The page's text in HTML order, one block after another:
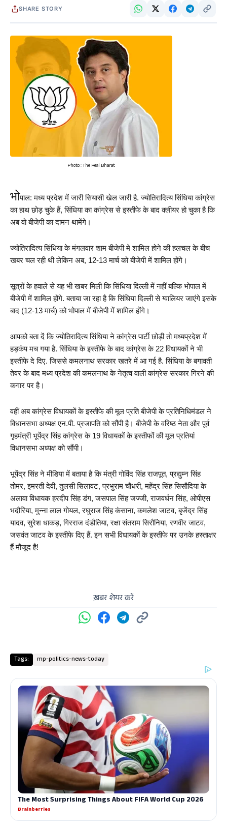
SHARE STORY
Photo : The Real Bharat
भोपाल: मध्य प्रदेश में जारी सियासी खेल जारी है. ज्योतिरादित्य सिंधिया कांग्रेस
का हाथ छोड़ चुके हैं, सिंधिया का कांग्रेस से इस्तीफे के बाद क्लीयर हो चुका है कि
अब वो बीजेपी का दामन थामेंगे।
ज्योतिरादित्य सिंधिया के मंगलवार शाम बीजेपी मे शामिल होने की हलचल के बीच
खबर चल रही थी लेकिन अब, 12-13 मार्च को बीजेपी में शामिल होंगे।
सूत्रों के हवाले से यह भी खबर मिली कि सिंधिया दिल्ली में नहीं बल्कि भोपाल में
बीजेपी में शामिल होंगे. बताया जा रहा है कि सिंधिया दिल्ली से ग्वालियर जाएंगे इसके
बाद (12-13 मार्च) को भोपाल में बीजेपी में शामिल होंगे।
आपको बता दें कि ज्योतिरादित्य सिंधिया ने कांग्रेस पार्टी छोड़ी तो मध्यप्रदेश में
हड़कंप मच गया है. सिंधिया के इस्तीफे के बाद कांग्रेस के 22 विधायकों ने भी
इस्तीफे दे दिए. जिससे कमलनाथ सरकार खतरे में आ गई है. सिंधिया के बगावती
तेवर के बाद मध्य प्रदेश की कमलनाथ के नेतृत्व वाली कांग्रेस सरकार गिरने की
कगार पर है।
वहीं अब कांग्रेस विधायकों के इस्तीफे की मूल प्रति बीजेपी के प्रतिनिधिमंडल ने
विधानसभा अध्यक्ष एन.पी. प्रजापति को सौंपी है। बीजेपी के वरिष्ठ नेता और पूर्व
गृहमंत्री भूपेंद्र सिंह कांग्रेस के 19 विधायकों के इस्तीफों की मूल प्रतियां
विधानसभा अध्यक्ष को सौंपी।
भूपेंद्र सिंह ने मीडिया में बताया है कि मंत्री गोविंद सिंह राजपूत, प्रद्युम्न सिंह
तोमर, इमरती देवी, तुलसी सिलावट, प्रभुराम चौधरी, महेंद्र सिंह सिसौदिया के
अलावा विधायक हरदीप सिंह डंग, जसपाल सिंह जज्जी, राजवर्धन सिंह, ओपीएस
भदौरिया, मुन्ना लाल गोयल, रघुराज सिंह कंसाना, कमलेश जाटव, बृजेंद्र सिंह
यादव, सुरेश धाकड़, गिरराज दंडौतिया, रक्षा संतराम सिरौनिया, रणवीर जाटव,
जसवंत जाटव के इस्तीफे दिए हैं. इन सभी विधायकों के इस्तीफे पर उनके हस्ताक्षर
हैं मौजूद है!
ख़बर शेयर करें
Tags: mp-politics-news-today